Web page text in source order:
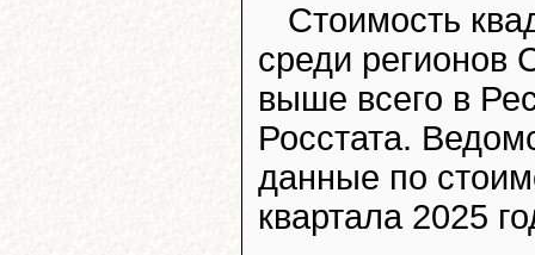
Стоимость
среди регионов
выше всего в
Росстата.
данные по
квартала 2025